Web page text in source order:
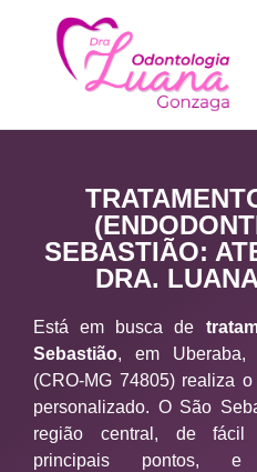
SEBASTIÃO:
DRA.
Está em busca de
Sebastião, em Uberaba,
(CRO-MG 74805) realiza
personalizado. O São
região central, de fácil
principais pontos,